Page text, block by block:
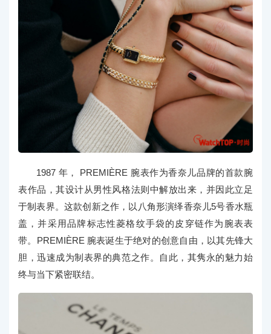
1987 年， PREMIÈRE 腕表作为香奈儿品牌的首款腕
表作品，其设计从男性风格法则中解放出来，并因此立足
于制表界。这款创新之作，以八角形演绎香奈儿5号香水瓶
盖，并采用品牌标志性菱格纹手袋的皮穿链作为腕表表
带。PREMIÈRE 腕表诞生于绝对的创意自由，以其先锋大
胆，迅速成为制表界的典范之作。自此，其隽永的魅力始
终与当下紧密联结。